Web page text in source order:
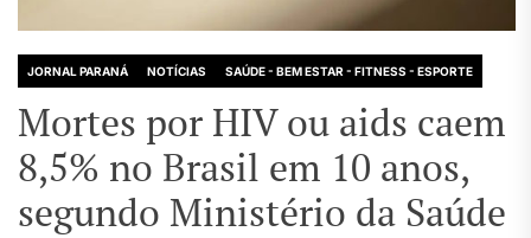
JORNAL PARANÁ NOTÍCIAS SAÚDE - BEM ESTAR - FITNESS - ESPORTE
Mortes por HIV ou aids caem
8,5% no Brasil em 10 anos,
segundo Ministério da Saúde